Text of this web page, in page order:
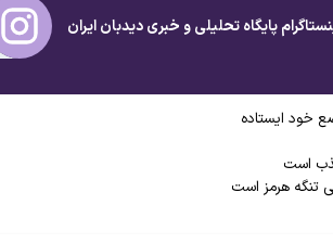
پایگاه تحلیلی و خبریدیدبان ایران
خود ایستاده
تنگه هرمز است